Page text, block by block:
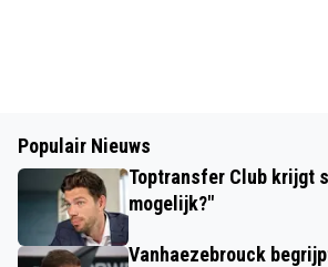
Populair Nieuws
Toptransfer Club krijgt
mogelijk?"
Vanhaezebrouck